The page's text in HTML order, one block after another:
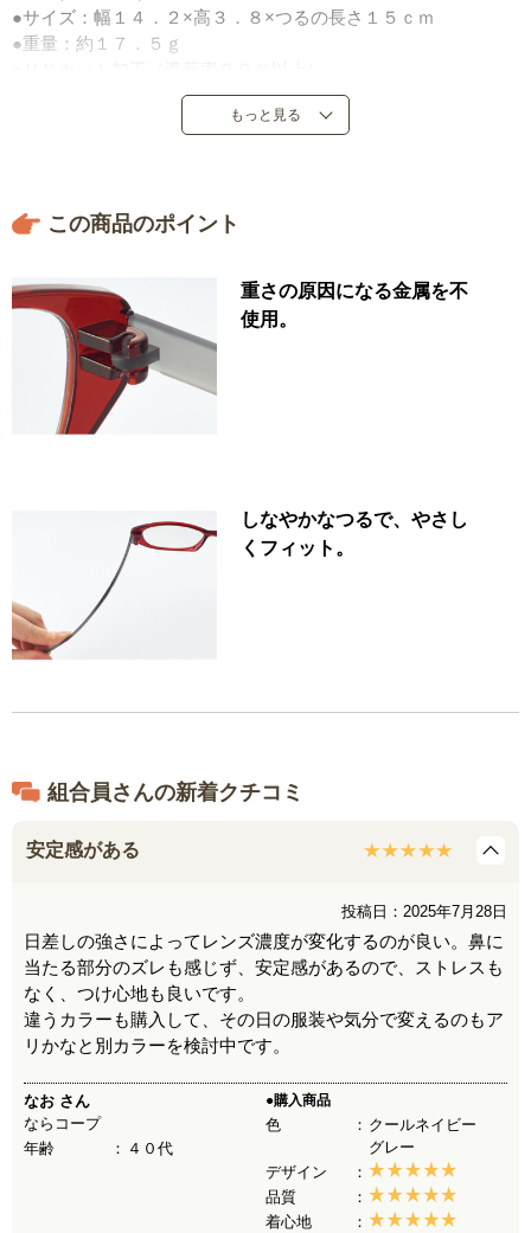
●サイズ：幅１４．２×高３．８×つるの長さ１５ｃｍ
●重量：約１７．５ｇ
●ブルーライトカット率：約３２％（透明時）～７９％（最大
発色時）（日本産業規格（ＪＩＳ Ｔ ７３３３：２０１８）
●日本製（レンズ＝中国製、デザイン＝フランス）
もっと見る
この商品のポイント
重さの原因になる金属を不
使用。
しなやかなつるで、やさし
くフィット。
組合員さんの新着クチコミ
安定感がある
投稿日：2025年7月28日
日差しの強さによってレンズ濃度が変化するのが良い。鼻に
当たる部分のズレも感じず、安定感があるので、ストレスも
なく、つけ心地も良いです。
違うカラーも購入して、その日の服装や気分で変えるのもア
リかなと別カラーを検討中です。
なお さん
ならコープ
年齢
４０代
●購入商品
色
クールネイビー
グレー
デザイン
品質
着心地